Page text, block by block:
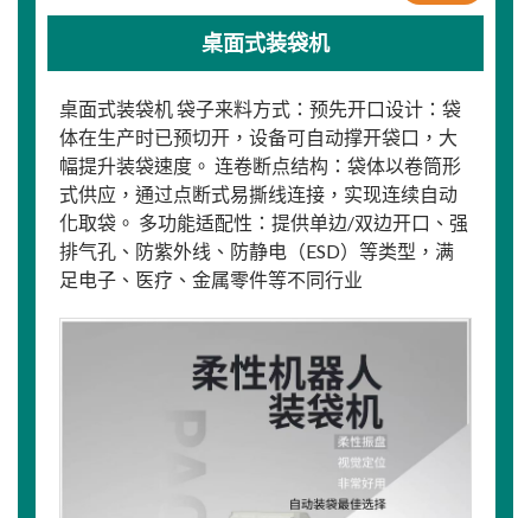
桌面式装袋机
桌面式装袋机 袋子来料方式：预先开口设计：袋
体在生产时已预切开，设备可自动撑开袋口，大
幅提升装袋速度。 连卷断点结构：袋体以卷筒形
式供应，通过点断式易撕线连接，实现连续自动
化取袋。 多功能适配性：提供单边/双边开口、强
排气孔、防紫外线、防静电（ESD）等类型，满
足电子、医疗、金属零件等不同行业